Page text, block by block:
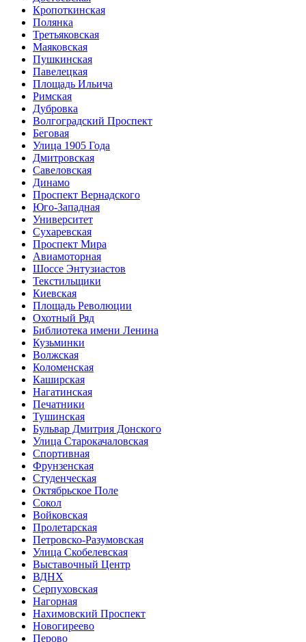
Кропоткинская
Полянка
Третьяковская
Маяковская
Пушкинская
Павелецкая
Площадь Ильича
Римская
Дубровка
Волгоградский Проспект
Беговая
Улица 1905 Года
Дмитровская
Савеловская
Динамо
Проспект Вернадского
Юго-Западная
Университет
Сухаревская
Проспект Мира
Авиамоторная
Шоссе Энтузиастов
Текстильщики
Киевская
Площадь Революции
Охотный Ряд
Библиотека имени Ленина
Кузьминки
Волжская
Коломенская
Каширская
Нагатинская
Печатники
Тушинская
Бульвар Дмитрия Донского
Улица Старокачаловская
Спортивная
Фрунзенская
Студенческая
Октябрьское Поле
Сокол
Войковская
Пролетарская
Петровско-Разумовская
Улица Скобелевская
Выставочный Центр
ВДНХ
Серпуховская
Нагорная
Нахимовский Проспект
Новогиреево
Перово